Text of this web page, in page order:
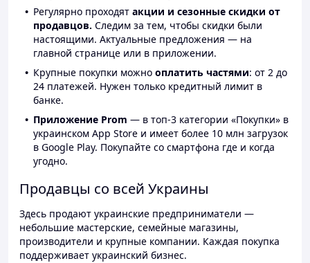
Регулярно проходят акции и сезонные скидки от
продавцов. Следим за тем, чтобы скидки были
настоящими. Актуальные предложения — на
главной странице или в приложении.
Крупные покупки можно оплатить частями: от 2 до
24 платежей. Нужен только кредитный лимит в
банке.
Приложение Prom — в топ-3 категории «Покупки» в
украинском App Store и имеет более 10 млн загрузок
в Google Play. Покупайте со смартфона где и когда
угодно.
Продавцы со всей Украины
Здесь продают украинские предприниматели —
небольшие мастерские, семейные магазины,
производители и крупные компании. Каждая покупка
поддерживает украинский бизнес.